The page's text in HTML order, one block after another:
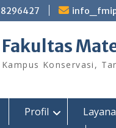
Fakultas
Kampus Konservasi,
Profil